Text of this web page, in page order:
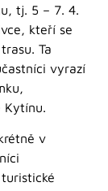
tj. 5 – 7. 4.
kteří se
Ta
vyrazí
Kytínu.
v